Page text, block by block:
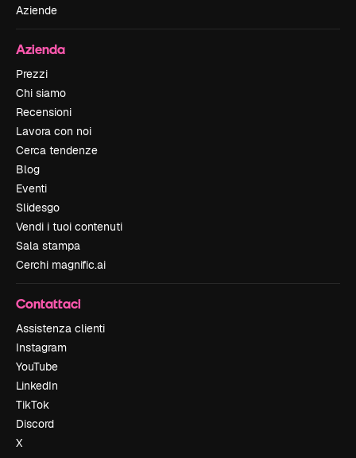
Aziende
Azienda
Prezzi
Chi siamo
Recensioni
Lavora con noi
Cerca tendenze
Blog
Eventi
Slidesgo
Vendi i tuoi contenuti
Sala stampa
Cerchi magnific.ai
Contattaci
Assistenza clienti
Instagram
YouTube
LinkedIn
TikTok
Discord
X